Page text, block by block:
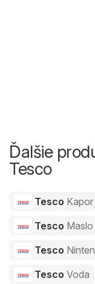
Ďalšie
Tesco
Tesco Kapor
Tesco Maslo
Tesco
Tesco Voda